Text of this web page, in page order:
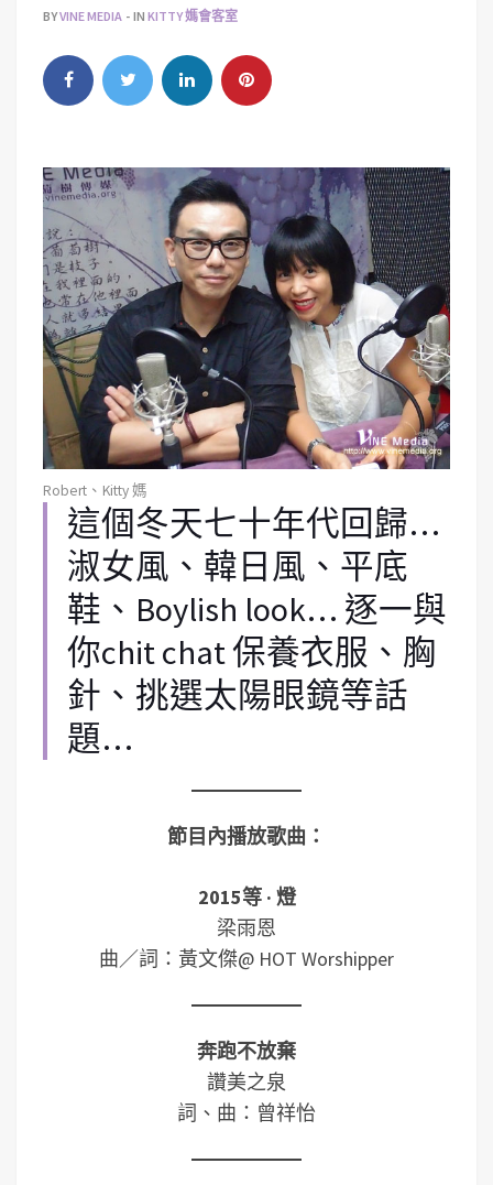
BYVINE MEDIA IN KITTY 媽會客室
Robert、Kitty 媽
這個冬天七十年代回歸…
淑女風、韓日風、平底
鞋、Boylish look… 逐一與
你chit chat 保養衣服、胸
針、挑選太陽眼鏡等話
題…
節目內播放歌曲：
2015等 · 燈
梁雨恩
曲／詞：黃文傑@ HOT Worshipper
奔跑不放棄
讚美之泉
詞、曲：曾祥怡